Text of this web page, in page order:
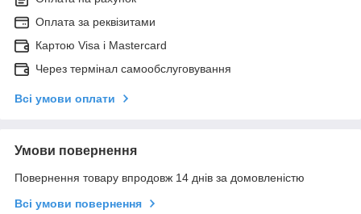
Оплата за реквізитами
Картою Visa і Mastercard
Через термінал самообслуговування
Всі умови оплати
Умови повернення
Повернення товару впродовж 14 днів за домовленістю
Всі умови повернення